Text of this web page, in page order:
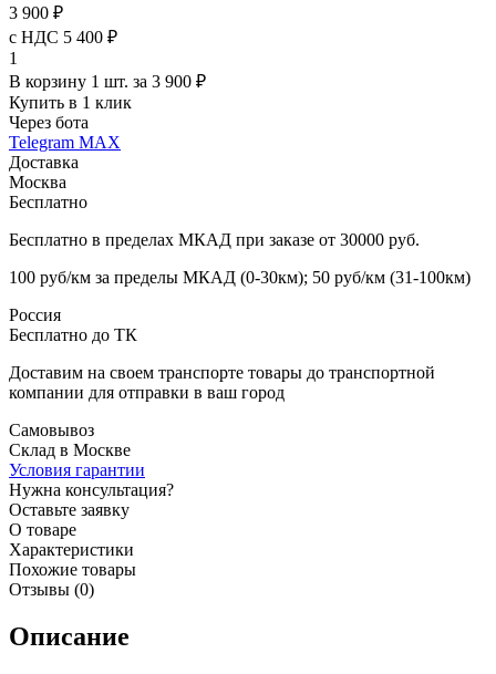
3 900 ₽
с НДС 5 400 ₽
1
В корзину 1 шт. за 3 900 ₽
Купить в 1 клик
Через бота
Telegram MAX
Доставка
Москва
Бесплатно
Бесплатно в пределах МКАД при заказе от 30000 руб.
100 руб/км за пределы МКАД (0-30км); 50 руб/км (31-100км)
Россия
Бесплатно до ТК
Доставим на своем транспорте товары до транспортной
компании для отправки в ваш город
Самовывоз
Склад в Москве
Условия гарантии
Нужна консультация?
Оставьте заявку
О товаре
Характеристики
Похожие товары
Отзывы (0)
Описание